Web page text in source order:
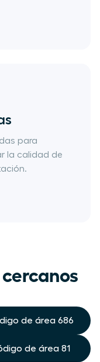
para
la calidad​ de
de área 686
de área 81